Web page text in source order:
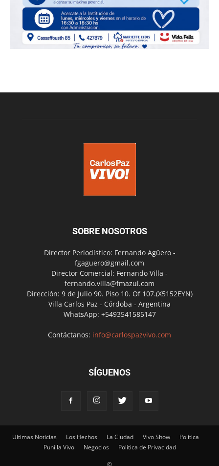
SOBRE NOSOTROS
Director Periodístico: Fernando Agüero -
fgaguero@gmail.com
Director Comercial: Fernando Villa -
fernando.villa@fmazul.com
Dirección: 9 de Julio 90. Piso 10. Of 107.(X5152EYN)
Villa Carlos Paz - Córdoba - Argentina
WhatsApp: +5493541585147
Contáctanos: info@carlospazvivo.com
SÍGUENOS
Ultimas Noticias Los Hechos La Ciudad Vivo Show
Política
Punilla Vivo
Negocios Política de Privacidad
©